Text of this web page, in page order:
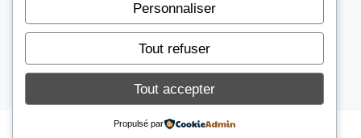
© 2026AU COIN DE PÊCHE
Personnaliser
Tout refuser
Tout accepter
Propulsé par